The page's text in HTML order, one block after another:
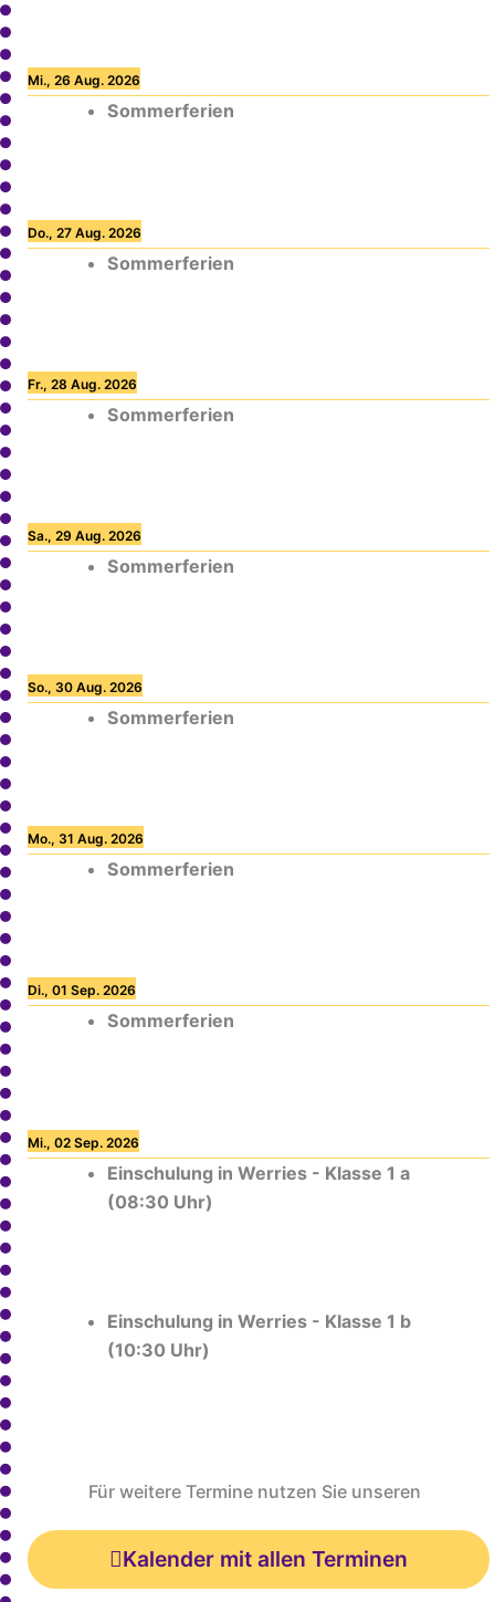
Mi., 26 Aug. 2026
Sommerferien
Do., 27 Aug. 2026
Sommerferien
Fr., 28 Aug. 2026
Sommerferien
Sa., 29 Aug. 2026
Sommerferien
So., 30 Aug. 2026
Sommerferien
Mo., 31 Aug. 2026
Sommerferien
Di., 01 Sep. 2026
Sommerferien
Mi., 02 Sep. 2026
Einschulung in Werries - Klasse 1 a
(08:30 Uhr)
Einschulung in Werries - Klasse 1 b
(10:30 Uhr)
Für weitere Termine nutzen Sie unseren
Kalender mit allen Terminen